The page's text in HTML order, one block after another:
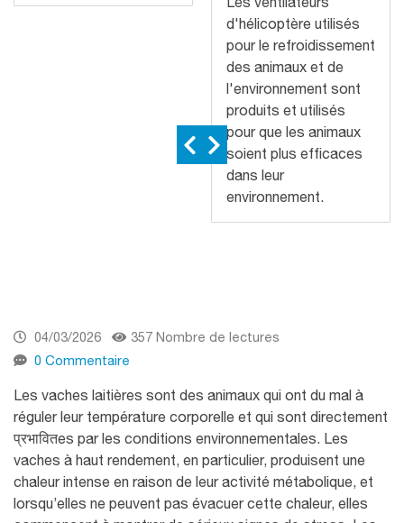
d'hélicoptère utilisés
pour le refroidissement
des animaux et de
l'environnement sont
produits et utilisés
pour que les animaux
soient plus efficaces
dans leur
environnement.
04/03/2026
357 Nombre de lectures
0 Commentaire
Les vaches laitières sont des animaux qui ont du mal à
réguler leur température corporelle et qui sont directement
प्रभावितes par les conditions environnementales. Les
vaches à haut rendement, en particulier, produisent une
chaleur intense en raison de leur activité métabolique, et
lorsqu’elles ne peuvent pas évacuer cette chaleur, elles